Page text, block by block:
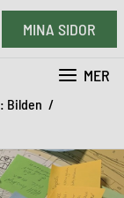
MER
MINA SIDOR
Bilden